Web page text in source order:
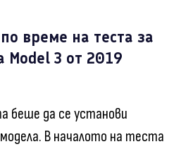
време на теста за
Model 3 от 2019
беше да се установи
В началото на теста